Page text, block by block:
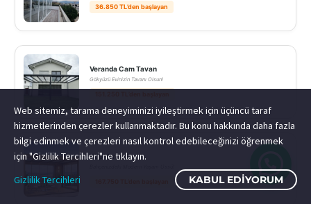
36.850 TL’den başlayan
Veranda Cam Tavan
Gökyüzü Evinizin Tavanı Olsun!
Küp Veranda
Web sitemiz, tarama deneyiminizi iyileştirmek için üçüncü taraf
hizmetlerinden çerezler kullanmaktadır. Bu konu hakkında daha fazla
bilgi edinmek ve çerezleri nasıl kontrol edebileceğinizi öğrenmek
için "Gizlilik Tercihleri"ne tıklayın.
Gizlilik Tercihleri
KABUL EDIYORUM